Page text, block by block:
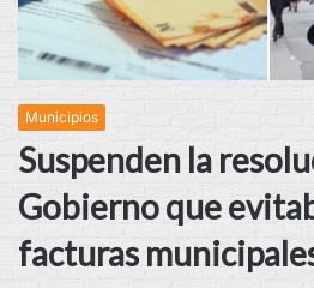
Municipios
Suspenden la
Gobierno que
facturas